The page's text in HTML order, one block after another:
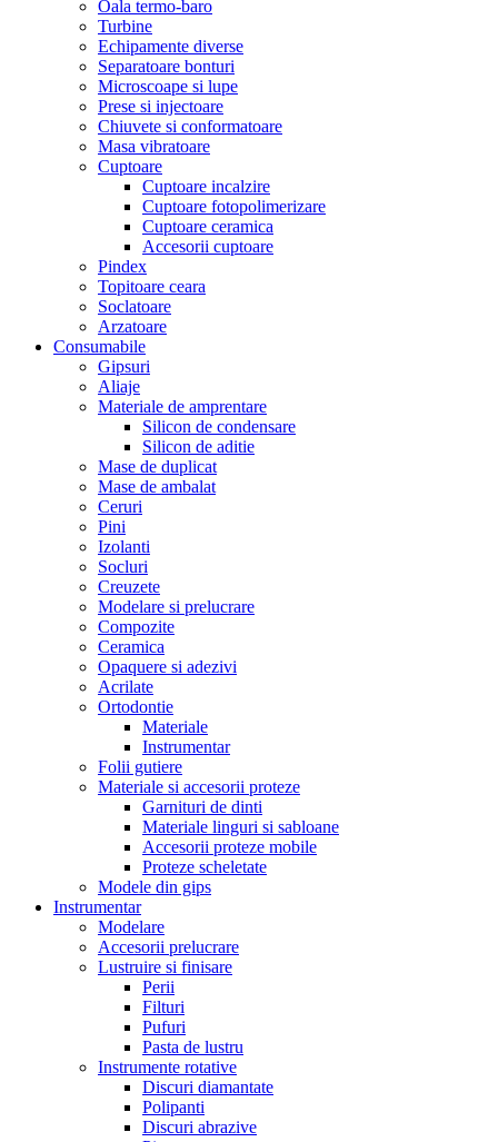
Oala termo-baro
Turbine
Echipamente diverse
Separatoare bonturi
Microscoape si lupe
Prese si injectoare
Chiuvete si conformatoare
Masa vibratoare
Cuptoare
Cuptoare incalzire
Cuptoare fotopolimerizare
Cuptoare ceramica
Accesorii cuptoare
Pindex
Topitoare ceara
Soclatoare
Arzatoare
Consumabile
Gipsuri
Aliaje
Materiale de amprentare
Silicon de condensare
Silicon de aditie
Mase de duplicat
Mase de ambalat
Ceruri
Pini
Izolanti
Socluri
Creuzete
Modelare si prelucrare
Compozite
Ceramica
Opaquere si adezivi
Acrilate
Ortodontie
Materiale
Instrumentar
Folii gutiere
Materiale si accesorii proteze
Garnituri de dinti
Materiale linguri si sabloane
Accesorii proteze mobile
Proteze scheletate
Modele din gips
Instrumentar
Modelare
Accesorii prelucrare
Lustruire si finisare
Perii
Filturi
Pufuri
Pasta de lustru
Instrumente rotative
Discuri diamantate
Polipanti
Discuri abrazive